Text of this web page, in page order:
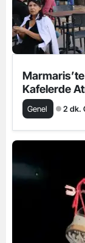
Kafelerde
Genel 2 dk.